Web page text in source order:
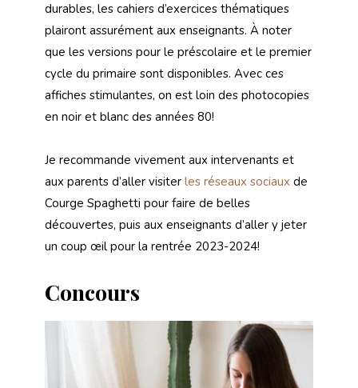
durables, les cahiers d’exercices thématiques
plairont assurément aux enseignants. À noter
que les versions pour le préscolaire et le premier
cycle du primaire sont disponibles. Avec ces
affiches stimulantes, on est loin des photocopies
en noir et blanc des années 80!
Je recommande vivement aux intervenants et
aux parents d’aller visiter les réseaux sociaux de
Courge Spaghetti pour faire de belles
découvertes, puis aux enseignants d’aller y jeter
un coup œil pour la rentrée 2023-2024!
Concours